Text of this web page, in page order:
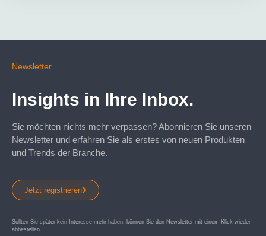
Newsletter
Insights in Ihre Inbox.
Sie möchten nichts mehr verpassen? Abonnieren Sie unseren
Newsletter und erfahren Sie als erstes von neuen Produkten
und Trends der Branche.
Jetzt registrieren
Sollten Sie später kein Interesse mehr haben, können Sie den Newsletter mit einem Klick wieder
abbestellen.